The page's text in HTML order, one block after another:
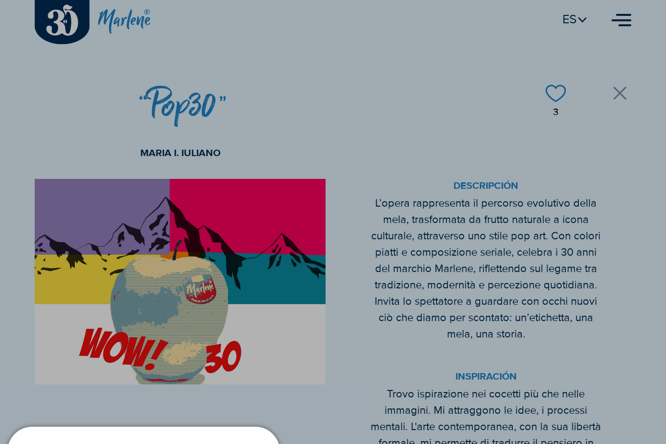
ES
3
“Pop30”
MARIA I. IULIANO
DESCRIPCIÓN
L’opera rappresenta il percorso evolutivo della
mela, trasformata da frutto naturale a icona
culturale, attraverso uno stile pop art. Con colori
piatti e composizione seriale, celebra i 30 anni
del marchio Marlene, riflettendo sul legame tra
tradizione, modernità e percezione quotidiana.
Invita lo spettatore a guardare con occhi nuovi
ciò che diamo per scontato: un’etichetta, una
mela, una storia.
INSPIRACIÓN
Trovo ispirazione nei cocetti più che nelle
immagini. Mi attraggono le idee, i processi
mentali. L'arte contemporanea, con la sua libertà